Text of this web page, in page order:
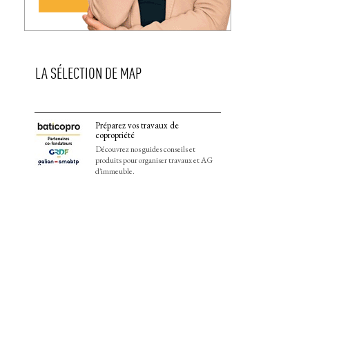
LA SÉLECTION DE MAP
Préparez vos travaux de
copropriété
Découvrez nos guides conseils et
produits pour organiser travaux et AG
d'immeuble.